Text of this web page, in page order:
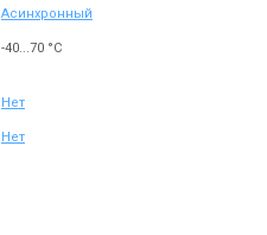
вентиляторы Soler&Palau
HCFT/4-800/H-X
Цена
Асинхронный
-40...70 °С
Нет
Нет